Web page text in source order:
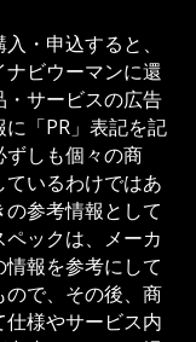
・申込すると、
ビウーマンに還
サービスの広告
「PR」表記を記
しも個々の商
いるわけではあ
参考情報として
ックは、メーカ
報を参考にして
で、その後、商
様やサービス内